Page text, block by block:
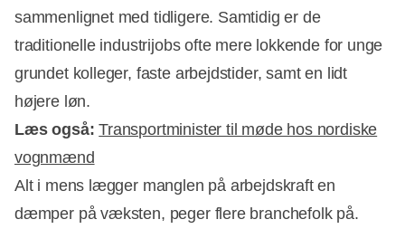
sammenlignet med tidligere. Samtidig er de
traditionelle industrijobs ofte mere lokkende for unge
grundet kolleger, faste arbejdstider, samt en lidt
højere løn.
Læs også:Transportminister til møde hos nordiske
vognmænd
Alt i mens lægger manglen på arbejdskraft en
dæmper på væksten, peger flere branchefolk på.